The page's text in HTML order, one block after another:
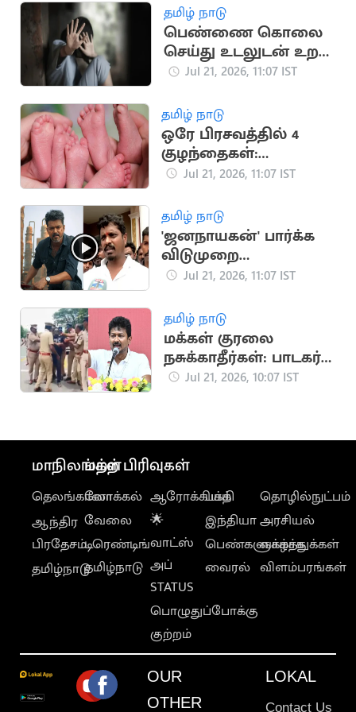
தமிழ் நாடு
பெண்ணை கொலை
செய்து உடலுடன் உறவு
கொண்ட சைக்கோ
Jul 21, 2026, 11:07 IST
தமிழ் நாடு
ஒரே பிரசவத்தில் 4
குழந்தைகள்:
நிதியுதவி கோரும்
குடும்பம்
Jul 21, 2026, 11:07 IST
தமிழ் நாடு
'ஜனநாயகன்' பார்க்க
விடுமுறை
கேட்கவில்லை:
Jul 21, 2026, 11:07 IST
தமிழ் நாடு
மக்கள் குரலை
நசுக்காதீர்கள்: பாடகர்
அறிவு கைதுக்கு
Jul 21, 2026, 10:07 IST
மாநிலங்கள்
தெலங்கானா
ஆந்திர
பிரதேசம்
தமிழ்நாடு
மற்ற பிரிவுகள்
லோக்கல்
வேலை
டிரெண்டிங்
தமிழ்நாடு
ஆரோக்கியம்
🌟
வாட்ஸ்
அப்
STATUS
பொழுதுப்போக்கு
குற்றம்
பக்தி
இந்தியா
பெண்களுக்காக
வைரல்
தொழில்நுட்பம்
அரசியல்
வாழ்த்துக்கள்
விளம்பரங்கள்
OUR
OTHER
LOKAL
Contact Us